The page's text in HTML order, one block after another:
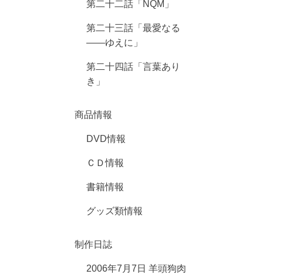
第二十二話「NQM」
第二十三話「最愛なる
――ゆえに」
第二十四話「言葉あり
き」
商品情報
DVD情報
ＣＤ情報
書籍情報
グッズ類情報
制作日誌
2006年7月7日 羊頭狗肉